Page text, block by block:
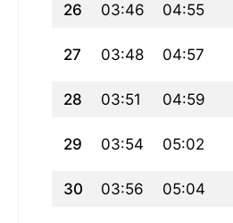
26 03:46 04:55
27 03:48 04:57
28 03:51 04:59
29 03:54 05:02
30 03:56 05:04